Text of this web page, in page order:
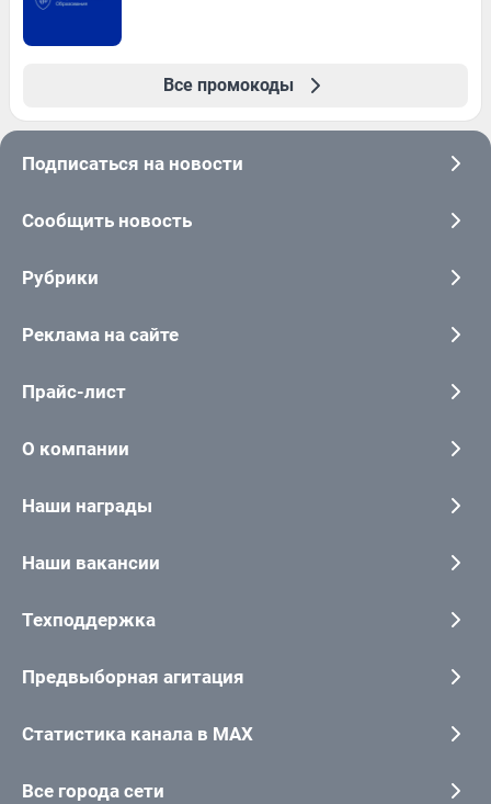
Все промокоды
Подписаться на новости
Сообщить новость
Рубрики
Реклама на сайте
Прайс-лист
О компании
Наши награды
Наши вакансии
Техподдержка
Предвыборная агитация
Статистика канала в MAX
Все города сети